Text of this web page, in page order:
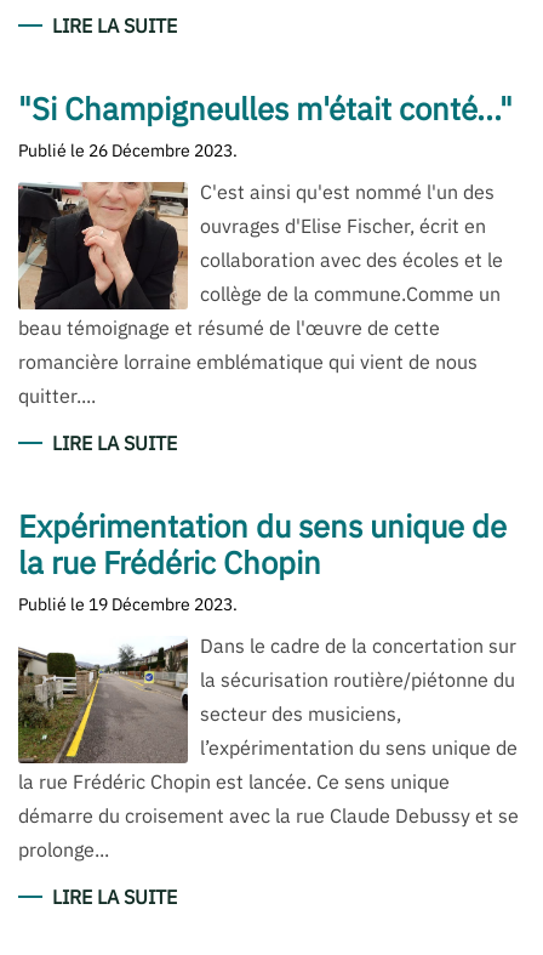
LIRE LA SUITE
"Si Champigneulles m'était conté..."
Publié le 26 Décembre 2023.
C'est ainsi qu'est nommé l'un des
ouvrages d'Elise Fischer, écrit en
collaboration avec des écoles et le
collège de la commune.Comme un
beau témoignage et résumé de l'œuvre de cette
romancière lorraine emblématique qui vient de nous
quitter....
LIRE LA SUITE
Expérimentation du sens unique de
la rue Frédéric Chopin
Publié le 19 Décembre 2023.
Dans le cadre de la concertation sur
la sécurisation routière/piétonne du
secteur des musiciens,
l’expérimentation du sens unique de
la rue Frédéric Chopin est lancée. Ce sens unique
démarre du croisement avec la rue Claude Debussy et se
prolonge...
LIRE LA SUITE